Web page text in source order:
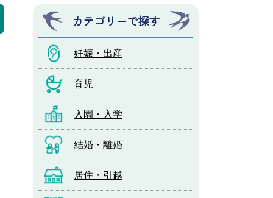
カテゴリーで探す
妊娠・出産
育児
入園・入学
結婚・離婚
居住・引越